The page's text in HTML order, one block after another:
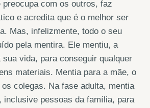
com os outros, faz
e acredita que é o melhor ser
Mas, infelizmente, todo o seu
pela mentira. Ele mentiu, a
sua vida, para conseguir qualquer
materiais. Mentia para a mãe, o
colegas. Na fase adulta, mentia
inclusive pessoas da família, para